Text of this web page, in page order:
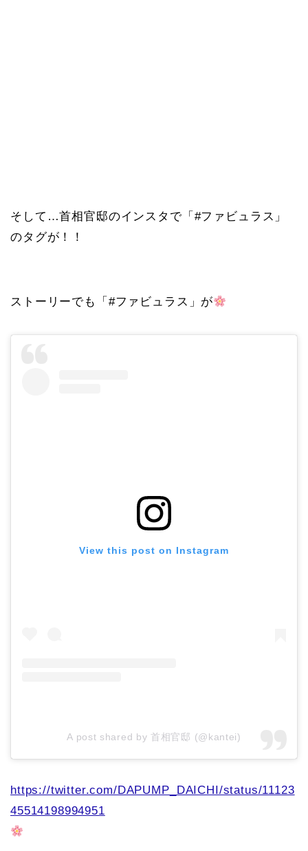
そして…首相官邸のインスタで「#ファビュラス」
のタグが！！
ストーリーでも「#ファビュラス」が
View this post on Instagram
A post shared by 首相官邸 (@kantei)
https://twitter.com/DAPUMP_DAICHI/status/11123
45514198994951